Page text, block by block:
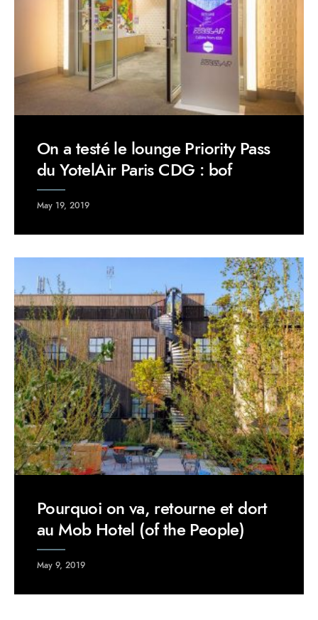
On a testé le lounge Priority Pass
du YotelAir Paris CDG : bof
May 19, 2019
Pourquoi on va, retourne et dort
au Mob Hotel (of the People)
May 9, 2019